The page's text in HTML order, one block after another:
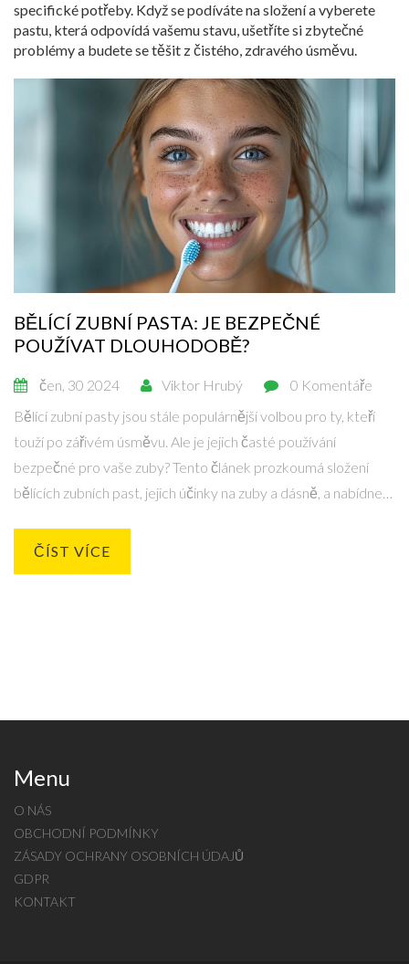
specifické potřeby. Když se podíváte na složení a vyberete
pastu, která odpovídá vašemu stavu, ušetříte si zbytečné
problémy a budete se těšit z čistého, zdravého úsměvu.
BĚLÍCÍ ZUBNÍ PASTA: JE BEZPEČNÉ
POUŽÍVAT DLOUHODOBĚ?
čen, 30 2024 Viktor Hrubý
0 Komentáře
Bělící zubní pasty jsou stále populárnější volbou pro ty, kteří
touží po zářivém úsměvu. Ale je jejich časté používání
bezpečné pro vaše zuby? Tento článek prozkoumá složení
bělících zubních past, jejich účinky na zuby a dásně, a nabídne
ČÍST VÍCE
Menu
O NÁS
OBCHODNÍ PODMÍNKY
ZÁSADY OCHRANY OSOBNÍCH ÚDAJŮ
GDPR
KONTAKT